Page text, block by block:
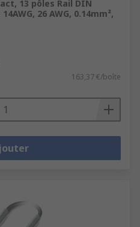
13 pôles Rail DIN
26 AWG, 0.14mm²,
163,37 €/boîte